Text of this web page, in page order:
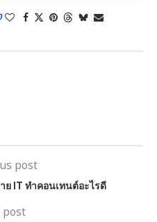
post
ย IT ทำคอนเทนต์อะไรดี
post